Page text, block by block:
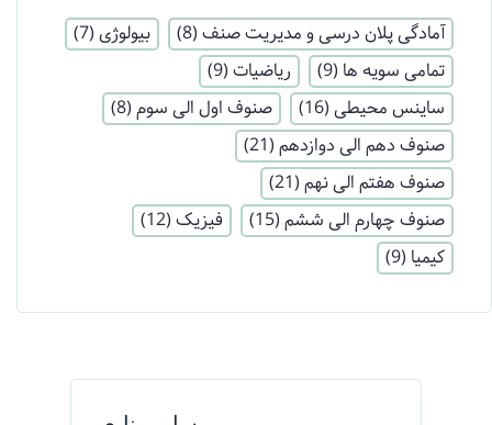
آمادگی پلان درسی و مدیریت صنف (8) بیولوژی (7)
تمامی سویه ها (9) ریاضیات (9)
ساینس محیطی (16) صنوف اول الی سوم (8)
صنوف دهم الی دوازدهم (21)
صنوف هفتم الی نهم (21)
صنوف چهارم الی ششم (15) فیزیک (12)
کیمیا (9)